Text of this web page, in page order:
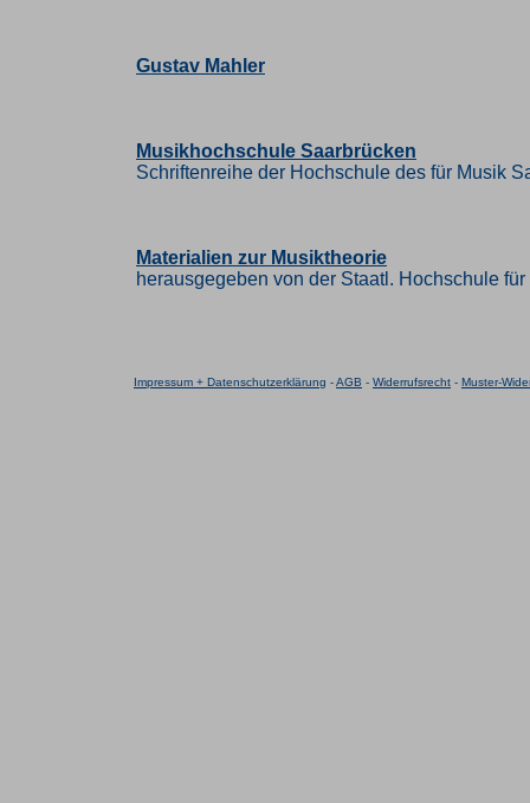
Gustav Mahler
Musikhochschule Saarbrücken
Schriftenreihe der Hochschule des für Musik
Materialien zur Musiktheorie
herausgegeben von der Staatl. Hochschule
Impressum + Datenschutzerklärung -AGB - Widerrufsrecht - Muster-